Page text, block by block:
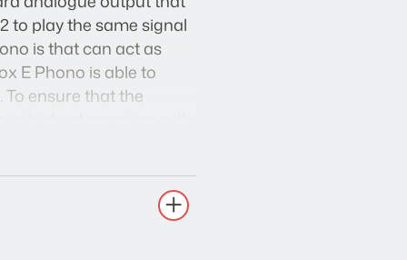
to play the same signal
is that can act as
E Phono is able to
ensure that the
highest precision with
jack) that
eliminating RF